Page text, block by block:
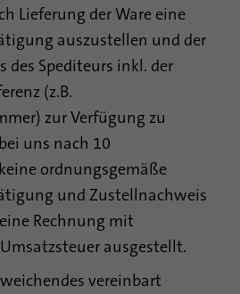
Lieferung der Ware eine
auszustellen und der
des Spediteurs inkl. der
(z.B.
zur Verfügung zu
uns nach 10
ordnungsgemäße
und Zustellnachweis
Rechnung mit
ausgestellt.
vereinbart
Cookie werden
der Identität eines
außerhalb der designierten Länder